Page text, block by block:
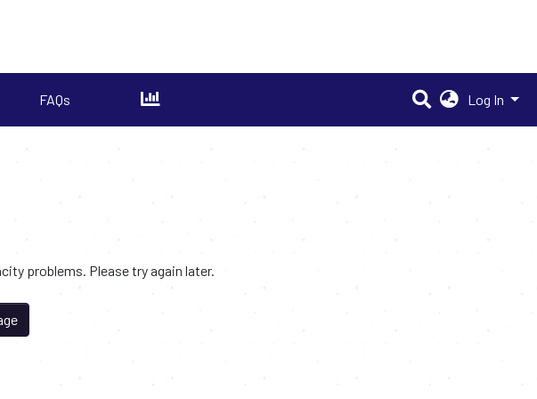
FAQs Log In
problems. Please try again later.